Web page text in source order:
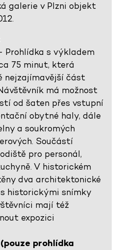
galerie v Plzni objekt
Prohlídka s výkladem
75 minut, která
nejzajímavější část
má možnost
od šaten přes vstupní
obytné haly, dále
a soukromých
Součástí
pro personál,
V historickém
dva architektonické
historickými snímky
mají též
expozici
prohlídka